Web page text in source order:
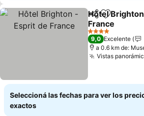
Compartir
Añadir a
Hôtel
France
Ver precios
4 Estrellas
9,0 Excelente
a 0.6 km de:
Vistas
Seleccioná las fechas para ver los
exactos